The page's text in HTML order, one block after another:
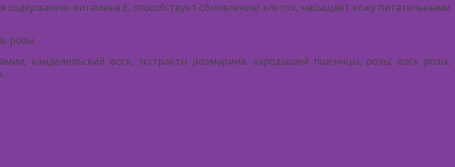
содержанию витамина Е, способствует обновлению клеток, насыщает кожу питательными
розы.
канделильский воск, экстракты розмарина, зародышей пшеницы, розы; воск розы,